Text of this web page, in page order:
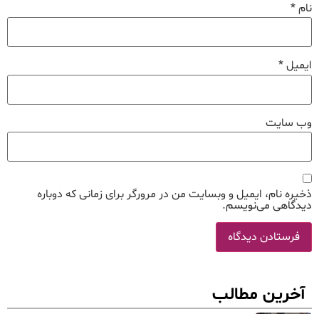
نام*
ایمیل*
وب‌ سایت
ذخیره نام، ایمیل و وبسایت من در مرورگر برای زمانی که دوباره
دیدگاهی می‌نویسم.
آخرین مطالب